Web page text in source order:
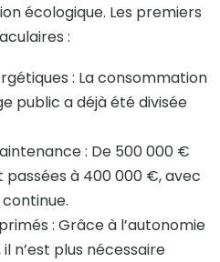
écologique. Les premiers
:
: La consommation
public a déjà été divisée
: De 500 000 €
passées à 400 000 €, avec
: Grâce à l’autonomie
n’est plus nécessaire